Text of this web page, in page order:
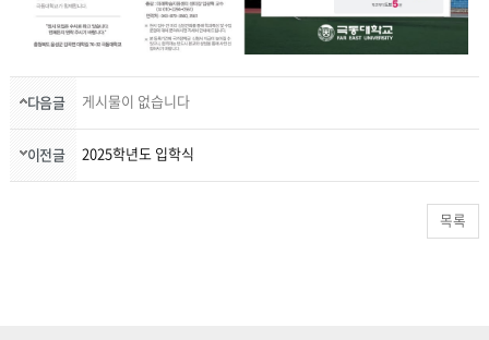
다음글 게시물이 없습니다
이전글 2025학년도 입학식
목록